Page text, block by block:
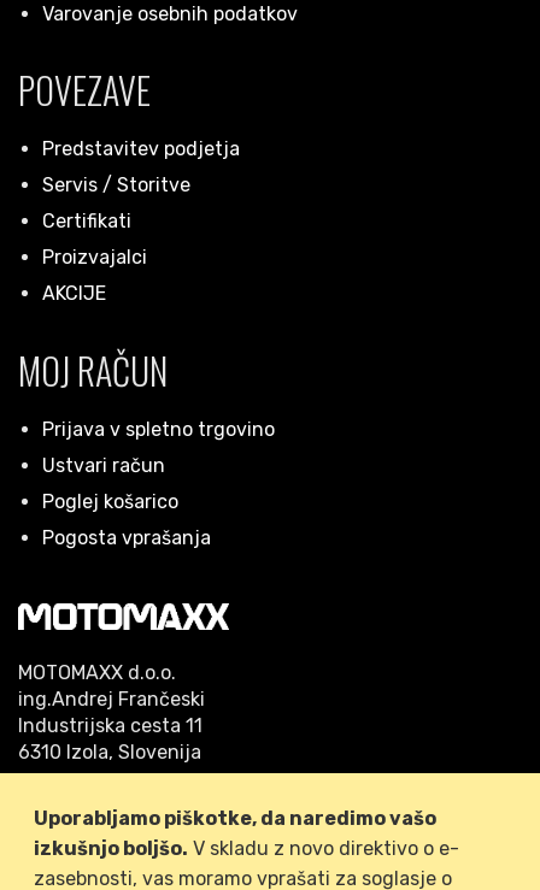
Uporabljamo piškotke, da naredimo vašo
izkušnjo boljšo. V skladu z novo direktivo o e-
zasebnosti, vas moramo vprašati za soglasje o
Varovanje osebnih podatkov
POVEZAVE
Predstavitev podjetja
Servis / Storitve
Certifikati
Proizvajalci
AKCIJE
MOJ RAČUN
Prijava v spletno trgovino
Ustvari račun
Poglej košarico
Pogosta vprašanja
MOTOMAXX d.o.o.
ing.Andrej Frančeski
Industrijska cesta 11
6310 Izola, Slovenija
Telefon: 05/640 42 53
GSM: 041/778-509